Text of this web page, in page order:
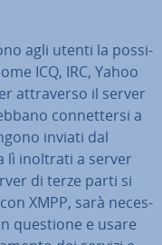
agli utenti la pos­si­
ICQ, IRC, Yahoo
at­tra­ver­so il server
con­net­ter­si a
inviati dal
lì inoltrati a server
di terze parti si
XMPP, sarà ne­ces­
questione e usare